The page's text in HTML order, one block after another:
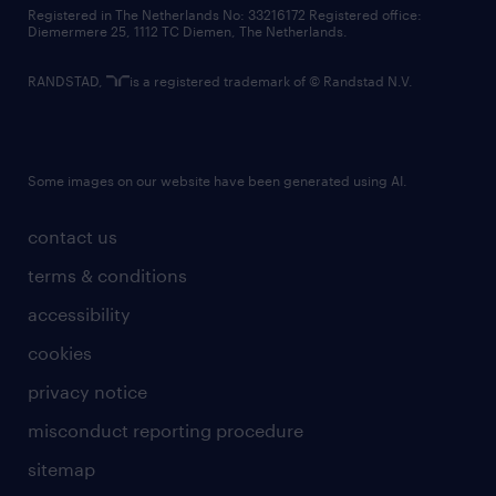
contact us
terms & conditions
accessibility
cookies
privacy notice
misconduct reporting procedure
sitemap
Registered in The Netherlands No: 33216172 Registered office:
Diemermere 25, 1112 TC Diemen, The Netherlands.
RANDSTAD, is a registered trademark of © Randstad N.V.
Some images on our website have been generated using AI.